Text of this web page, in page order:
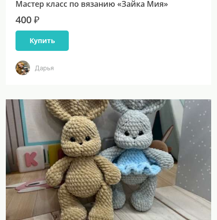
Мастер класс по вязанию «Зайка Мия»
400 ₽
Купить
Дарья